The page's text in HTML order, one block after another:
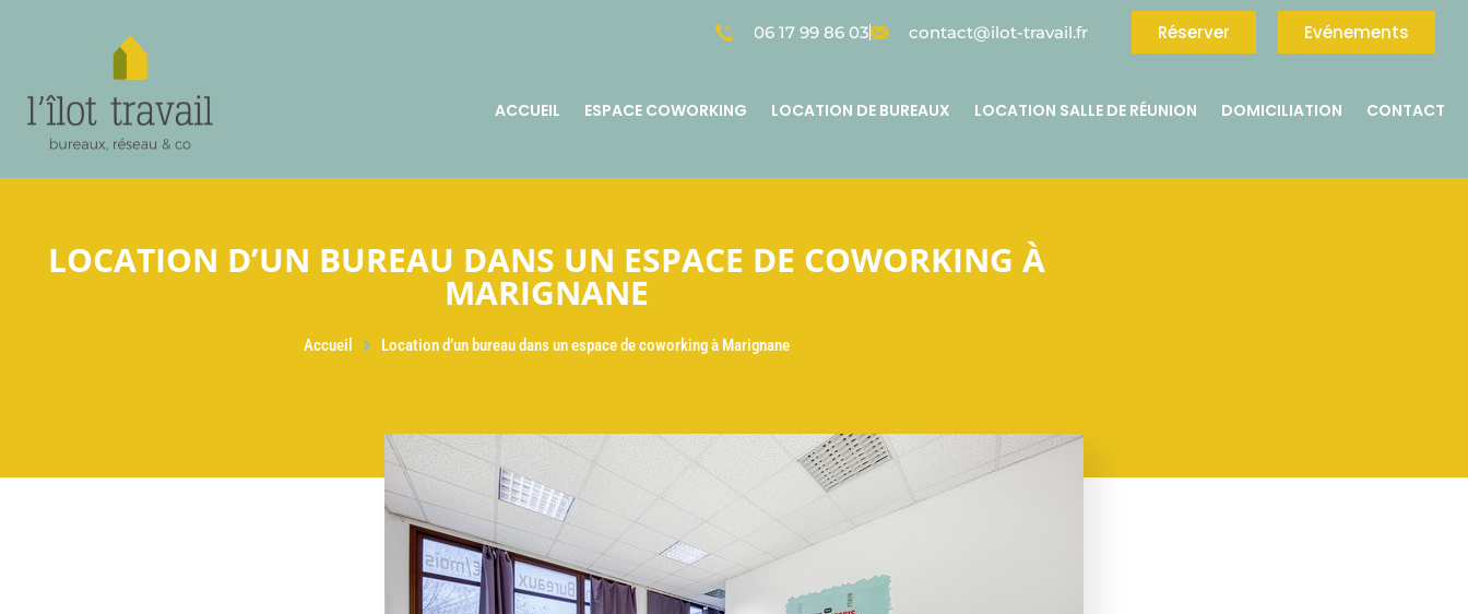
06 17 99 86 03 contact@ilot-travail.fr Réserver Evénements
ACCUEIL ESPACE COWORKING LOCATION DE BUREAUX LOCATION SALLE DE RÉUNION DOMICILIATION CONTACT
LOCATION D’UN BUREAU DANS UN ESPACE DE COWORKING À
MARIGNANE
Accueil Location d’un bureau dans un espace de coworking à Marignane